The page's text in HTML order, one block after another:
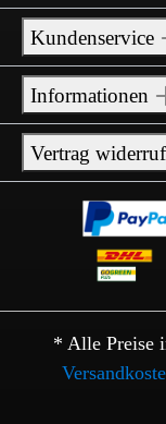
Kundenservice
Informationen
Vertrag
* Alle Preise